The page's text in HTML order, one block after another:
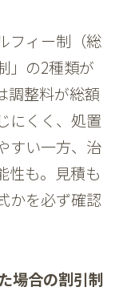
フィー制（総
」の2種類が
調整料が総額
にくく、処置
すい一方、治
性も。見積も
かを必ず確認
場合の割引制